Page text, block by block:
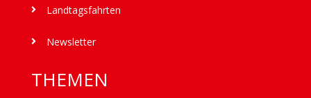
 Landtagsfahrten
 Newsletter
THEMEN